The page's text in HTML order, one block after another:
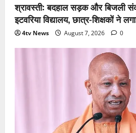
श्रावस्ती: बदहाल सड़क और बिजली
इटवरिया विद्यालय, छात्र-शिक्षकों ने
4tv News August 7, 2026 0